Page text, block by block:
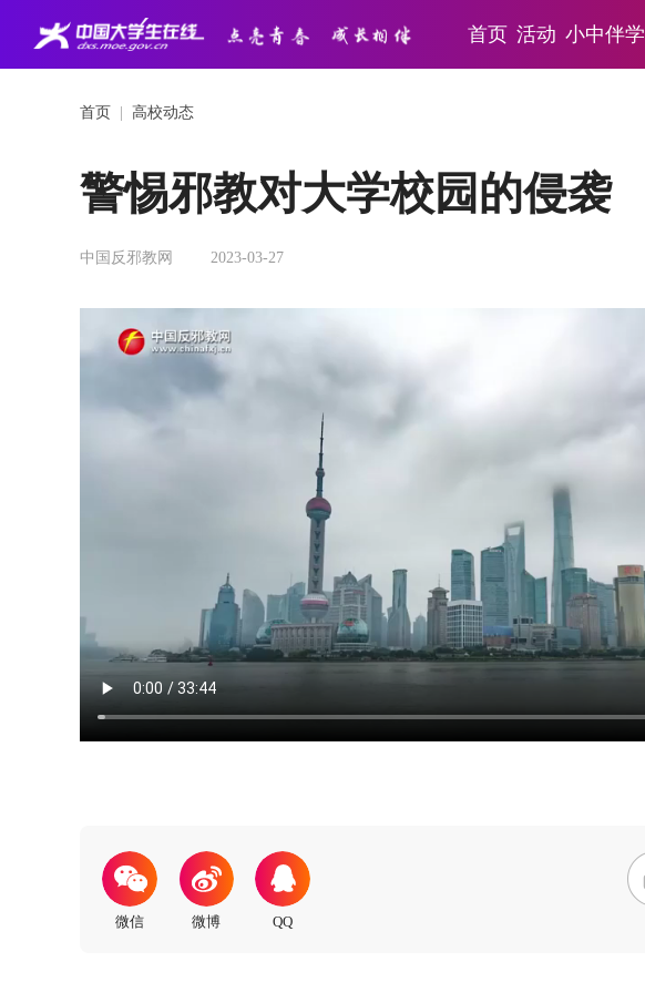
首页 活动 小中伴学
首页 高校动态
警惕邪教对大学校园的侵袭
中国反邪教网 2023-03-27